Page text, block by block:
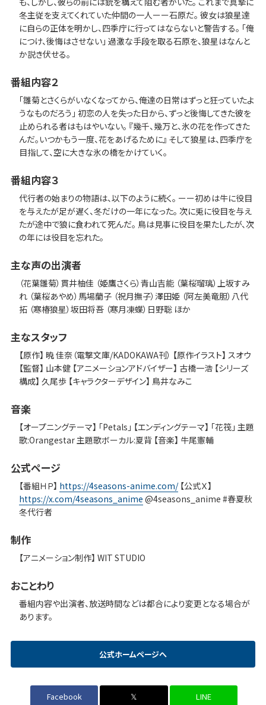
冬主従を支えてくれていた仲間の一人ーー石原だ。 彼女は狼星達
に自らの正体を明かし、四季庁に行ってはならないと警告する。 「俺
につけ、後悔はさせない」 過激な手段を取る石原を、狼星はなんと
か説き伏せる。
番組内容２
「雛菊とさくらがいなくなってから、俺達の日常はずっと狂っていたよ
うなものだろう」 初恋の人を失った日から、ずっと後悔してきた彼を
止められる者はもはやいない。 『幾千、幾万と、氷の花を作ってきた
んだ。いつかもう一度、花をあげるために』 そして狼星は、四季庁を
目指して、空に大きな氷の橋をかけていく。
番組内容３
代行者の始まりの物語は、以下のように続く。 ーー初めは牛に役目
を与えたが足が遅く、冬だけの一年になった。 次に兎に役目を与え
たが途中で狼に食われて死んだ。 鳥は見事に役目を果たしたが、次
の年には役目を忘れた。
主な声の出演者
（花葉雛菊）貫井柚佳 （姫鷹さくら）青山吉能 （葉桜瑠璃）上坂すみ
れ （葉桜あやめ）馬場蘭子 （祝月撫子）澤田姫 （阿左美竜胆）八代
拓 （寒椿狼星）坂田将吾 （寒月凍蝶）日野聡 ほか
主なスタッフ
【原作】 暁 佳奈（電撃文庫/KADOKAWA刊） 【原作イラスト】 スオウ
【監督】 山本健 【アニメーションアドバイザー】 古橋一浩 【シリーズ
構成】 久尾歩 【キャラクターデザイン】 鳥井なみこ
音楽
【オープニングテーマ】 「Petals」 【エンディングテーマ】 「花筏」 主題
歌:Orangestar 主題歌ボーカル:夏背 【音楽】 牛尾憲輔
公式ページ
【番組ＨＰ】 https://4seasons-anime.com/【公式Ｘ】
https://x.com/4seasons_anime @4seasons_anime #春夏秋
冬代行者
制作
【アニメーション制作】 WIT STUDIO
おことわり
番組内容や出演者、放送時間などは都合により変更となる場合が
あります。
公式ホームページへ
Facebook 𝕏 LINE